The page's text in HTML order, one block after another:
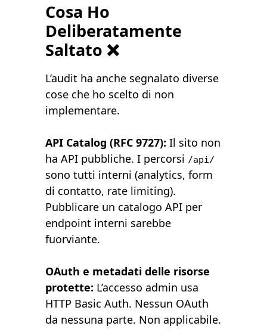
Cosa Ho
Deliberatamente
Saltato ❌
L’audit ha anche segnalato diverse
cose che ho scelto di non
implementare.
API Catalog (RFC 9727): Il sito non
ha API pubbliche. I percorsi /api/
sono tutti interni (analytics, form
di contatto, rate limiting).
Pubblicare un catalogo API per
endpoint interni sarebbe
fuorviante.
OAuth e metadati delle risorse
protette: L’accesso admin usa
HTTP Basic Auth. Nessun OAuth
da nessuna parte. Non applicabile.